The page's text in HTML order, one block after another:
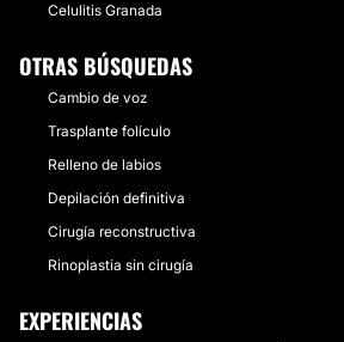
Celulitis Granada
OTRAS BÚSQUEDAS
Cambio de voz
Trasplante folículo
Relleno de labios
Depilación definitiva
Cirugía reconstructiva
Rinoplastia sin cirugía
EXPERIENCIAS